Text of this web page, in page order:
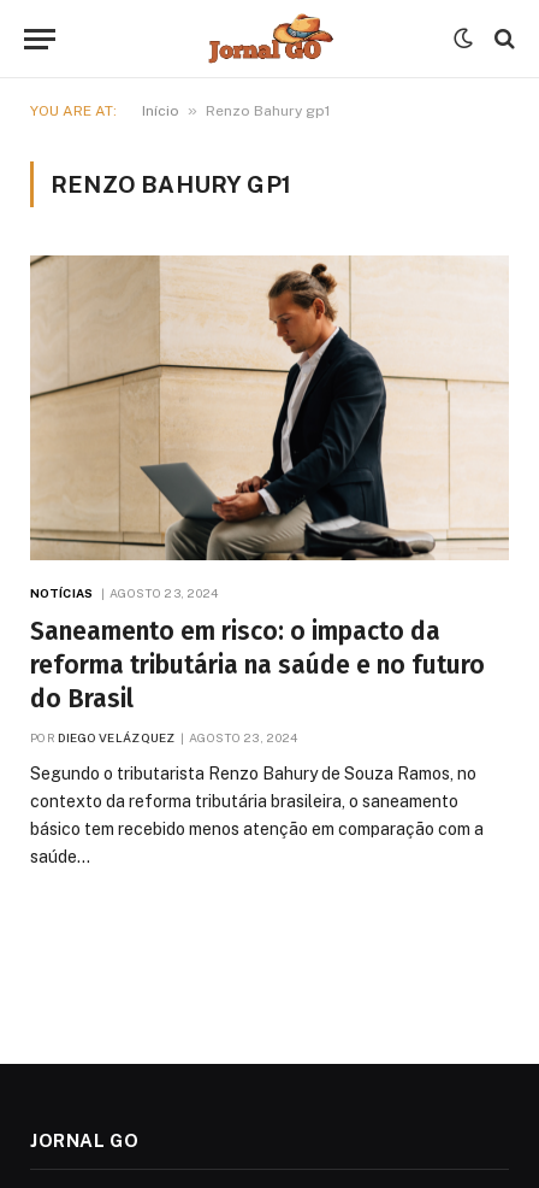
YOU ARE AT: Início » Renzo Bahury gp1
RENZO BAHURY GP1
NOTÍCIAS AGOSTO 23, 2024
Saneamento em risco: o impacto da
reforma tributária na saúde e no futuro
do Brasil
POR DIEGO VELÁZQUEZ AGOSTO 23, 2024
Segundo o tributarista Renzo Bahury de Souza Ramos, no
contexto da reforma tributária brasileira, o saneamento
básico tem recebido menos atenção em comparação com a
saúde…
JORNAL GO